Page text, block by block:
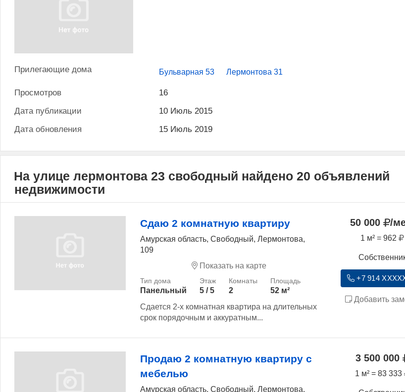
Прилегающие дома Бульварная 53 Лермонтова 31
Просмотров
16
Дата публикации
10 Июль 2015
Дата обновления
15 Июль 2019
На улице лермонтова 23 свободный найдено 20 объявлений
недвижимости
Сдаю 2 комнатную квартиру
Амурская область, Свободный, Лермонтова,
109
Показать на карте
Панельный 5 / 5 2
52 м²
Сдается 2-х комнатная квартира на длительных
срок порядочным и аккуратным...
50 000 /
1 м² = 962
+7 914
Добавить
Продаю 2 комнатную квартиру с
мебелью
Амурская область, Свободный, Лермонтова,
3 500 000
1 м² = 83 333